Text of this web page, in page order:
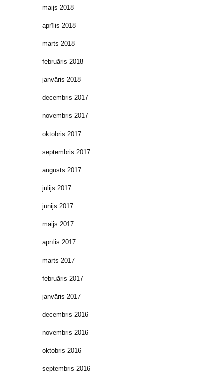
maijs 2018
aprīlis 2018
marts 2018
februāris 2018
janvāris 2018
decembris 2017
novembris 2017
oktobris 2017
septembris 2017
augusts 2017
jūlijs 2017
jūnijs 2017
maijs 2017
aprīlis 2017
marts 2017
februāris 2017
janvāris 2017
decembris 2016
novembris 2016
oktobris 2016
septembris 2016